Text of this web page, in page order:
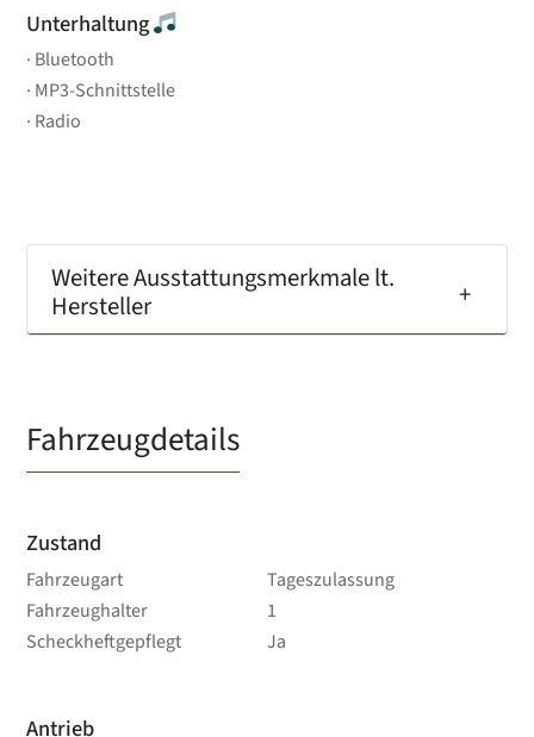
Unterhaltung
Bluetooth
MP3-Schnittstelle
Radio
Weitere Ausstattungsmerkmale lt.
Hersteller
Fahrzeugdetails
Zustand
Fahrzeugart
Tageszulassung
Fahrzeughalter
1
Scheckheftgepflegt
Ja
Antrieb